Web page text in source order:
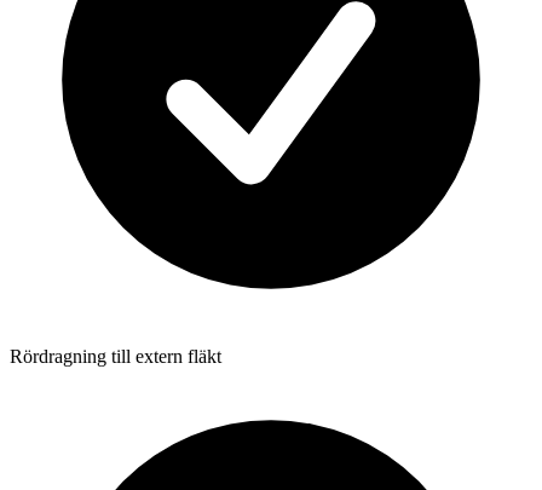
Rördragning till extern fläkt